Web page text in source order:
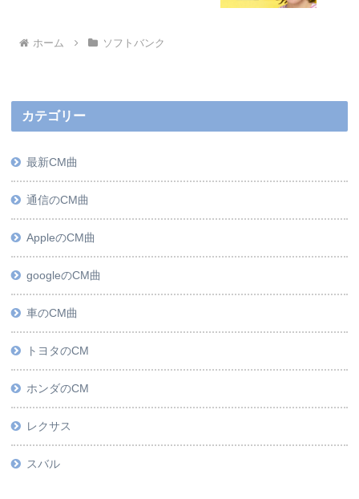
ホーム ソフトバンク
カテゴリー
最新CM曲
通信のCM曲
AppleのCM曲
googleのCM曲
車のCM曲
トヨタのCM
ホンダのCM
レクサス
スバル